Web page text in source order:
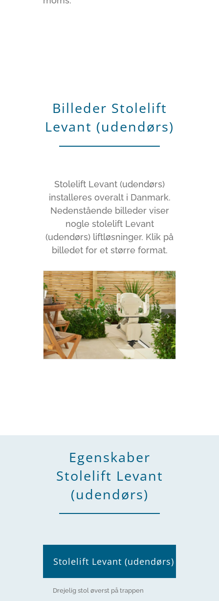
Billeder Stolelift
Levant (udendørs)
Stolelift Levant (udendørs)
installeres overalt i Danmark.
Nedenstående billeder viser
nogle stolelift Levant
(udendørs) liftløsninger. Klik på
billedet for et større format.
Egenskaber
Stolelift Levant
(udendørs)
Stolelift Levant (udendørs)
Drejelig stol øverst på trappen